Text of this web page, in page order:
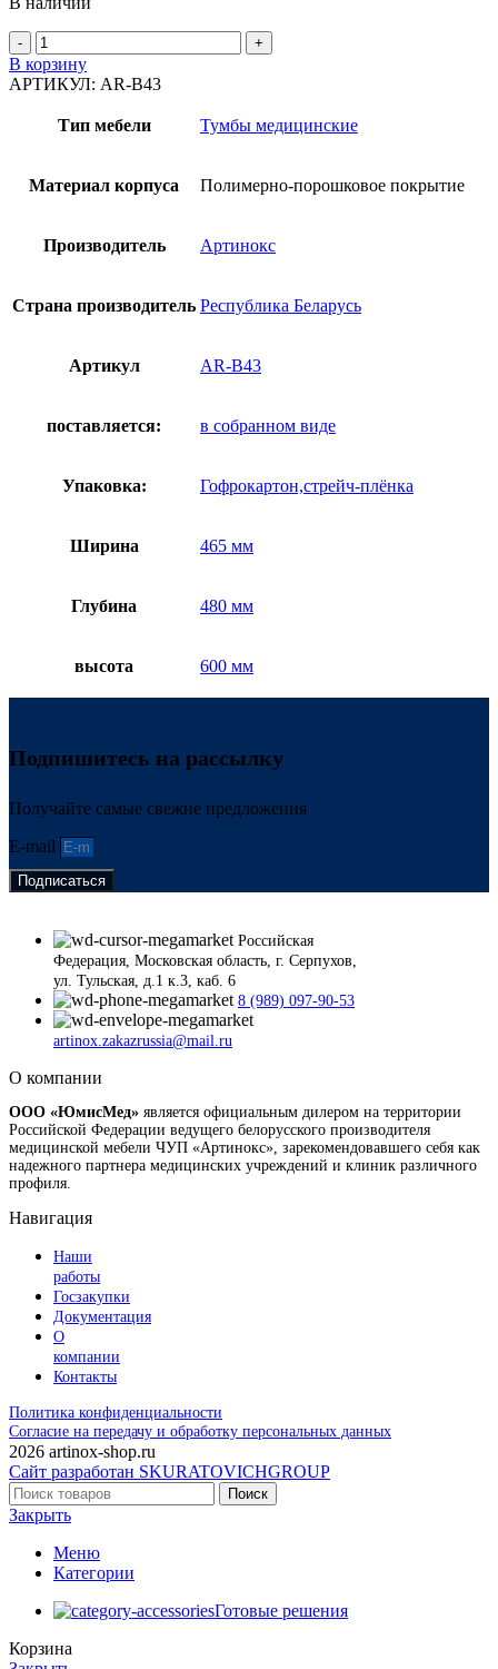
Количество
товара
Тумба
B43
в
полимере
В корзину
АРТИКУЛ: AR-B43
Тип мебели Тумбы медицинские
Материал корпуса Полимерно-порошковое покрытие
Производитель Артинокс
Страна производитель Республика Беларусь
Артикул AR-B43
поставляется: в собранном виде
Упаковка: Гофрокартон,стрейч-плёнка
Ширина 465 мм
Глубина 480 мм
высота 600 мм
Подпишитесь на рассылку
Получайте самые свежие предложения
E-mail
Подписаться
Российская
Федерация, Московская область, г. Серпухов,
ул. Тульская, д.1 к.3, каб. 6
8 (989) 097-90-53
artinox.zakazrussia@mail.ru
О компании
ООО «ЮмисМед» является официальным дилером на территории
Российской Федерации ведущего белорусского производителя
медицинской мебели ЧУП «Артинокс», зарекомендовавшего себя как
надежного партнера медицинских учреждений и клиник различного
профиля.
Навигация
Наши
работы
Госзакупки
Документация
О
компании
Контакты
Политика конфиденциальности
Согласие на передачу и обработку персональных данных
2026 artinox-shop.ru
Сайт разработан SKURATOVICHGROUP
Поиск
Закрыть
Меню
Категории
Готовые решения
Корзина